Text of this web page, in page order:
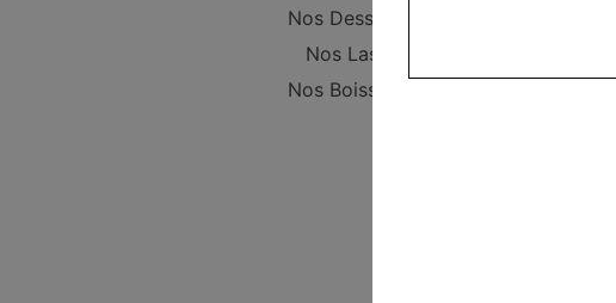
Nos Desserts
Nos Lassi
Nos Boissons